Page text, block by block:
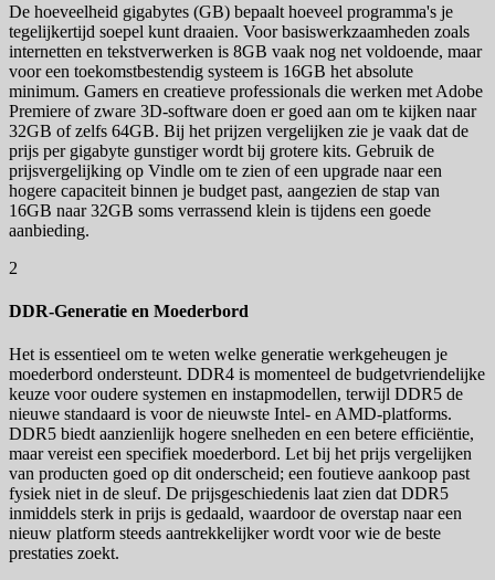
De hoeveelheid gigabytes (GB) bepaalt hoeveel programma's je
tegelijkertijd soepel kunt draaien. Voor basiswerkzaamheden zoals
internetten en tekstverwerken is 8GB vaak nog net voldoende, maar
voor een toekomstbestendig systeem is 16GB het absolute
minimum. Gamers en creatieve professionals die werken met Adobe
Premiere of zware 3D-software doen er goed aan om te kijken naar
32GB of zelfs 64GB. Bij het prijzen vergelijken zie je vaak dat de
prijs per gigabyte gunstiger wordt bij grotere kits. Gebruik de
prijsvergelijking op Vindle om te zien of een upgrade naar een
hogere capaciteit binnen je budget past, aangezien de stap van
16GB naar 32GB soms verrassend klein is tijdens een goede
aanbieding.
2
DDR-Generatie en Moederbord
Het is essentieel om te weten welke generatie werkgeheugen je
moederbord ondersteunt. DDR4 is momenteel de budgetvriendelijke
keuze voor oudere systemen en instapmodellen, terwijl DDR5 de
nieuwe standaard is voor de nieuwste Intel- en AMD-platforms.
DDR5 biedt aanzienlijk hogere snelheden en een betere efficiëntie,
maar vereist een specifiek moederbord. Let bij het prijs vergelijken
van producten goed op dit onderscheid; een foutieve aankoop past
fysiek niet in de sleuf. De prijsgeschiedenis laat zien dat DDR5
inmiddels sterk in prijs is gedaald, waardoor de overstap naar een
nieuw platform steeds aantrekkelijker wordt voor wie de beste
prestaties zoekt.